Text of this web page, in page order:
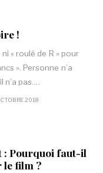
!
« roulé de R » pour
». Personne n’a
n’a pas.…
2018
: Pourquoi faut-il
le film ?